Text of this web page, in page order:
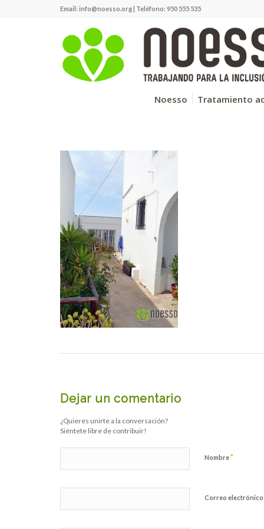
Email: info@noesso.org| Teléfono: 950 555 535
Noesso Tratamiento
Dejar un comentario
¿Quieres unirte a la conversación?
Siéntete libre de contribuir!
Nombre*
Correo electrónico